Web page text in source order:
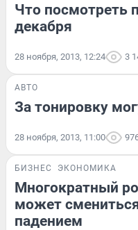
Что посмотреть
декабря
28 ноября, 2013, 12:24 3
АВТО
За тонировку
28 ноября, 2013, 11:00
БИЗНЕС ЭКОНОМИКА
Многократный
может
падением